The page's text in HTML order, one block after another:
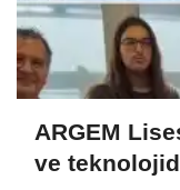
ARGEM
ve